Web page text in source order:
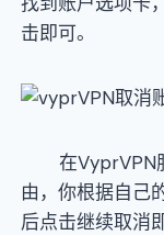
击即可。
在VyprVPN服
由，你根据自己
后点击继续取消